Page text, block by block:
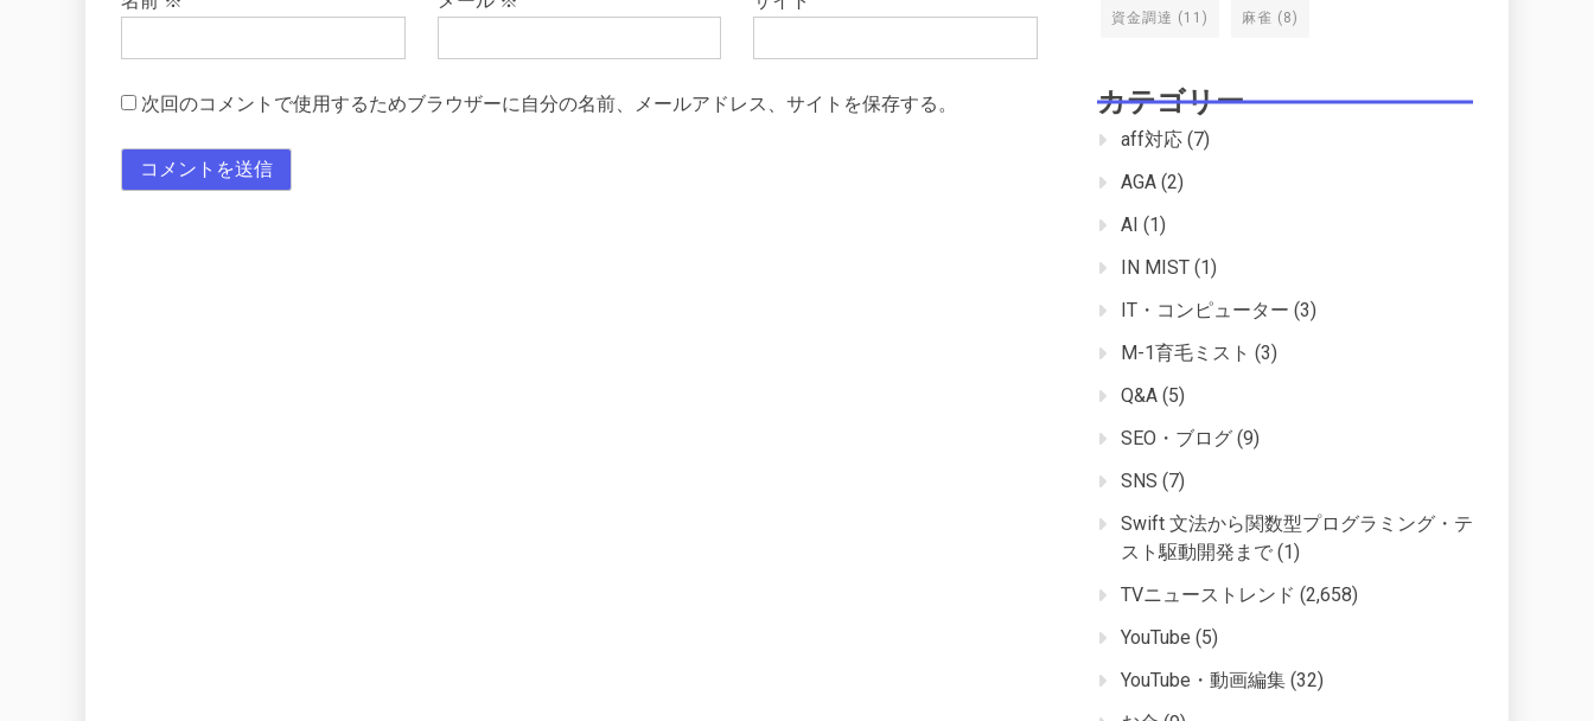
次回のコメントで使用するためブラウザーに自分の名前、メールアドレス、サイトを保存する。
資金調達 (11) 麻雀 (8)
カテゴリー
aff対応 (7)
AGA (2)
AI (1)
IN MIST (1)
IT・コンピューター (3)
M-1育毛ミスト (3)
Q&A (5)
SEO・ブログ (9)
SNS (7)
Swift 文法から関数型プログラミング・テ
スト駆動開発まで (1)
TVニューストレンド (2,658)
YouTube (5)
YouTube・動画編集 (32)